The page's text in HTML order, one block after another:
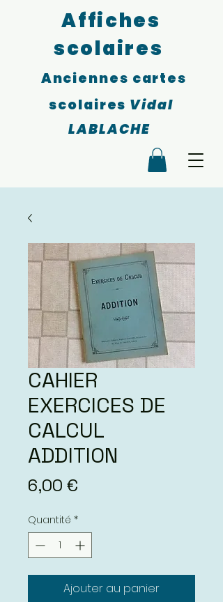
Affiches
scolaires
Anciennes cartes
scolaires Vidal
LABLACHE
CAHIER
EXERCICES DE
CALCUL
ADDITION
6,00 €
Quantité *
Ajouter au panier